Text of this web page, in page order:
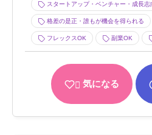
スタートアップ・ベンチャー・成長志
格差の是正・誰もが機会を得られる
フレックスOK 副業OK
気になる